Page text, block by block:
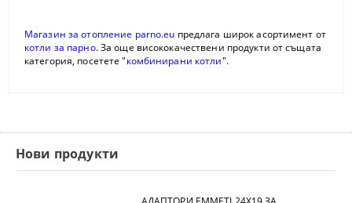
Магазин за отопление parno.eu предлага широк асортимент от
котли за парно. За още висококачествени продукти от същата
категория, посетете "комбинирани котли".
Нови продукти